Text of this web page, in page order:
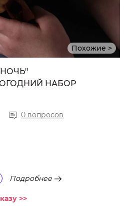
Похожие >
НАБОР
0 вопросов
Подробнее
>>